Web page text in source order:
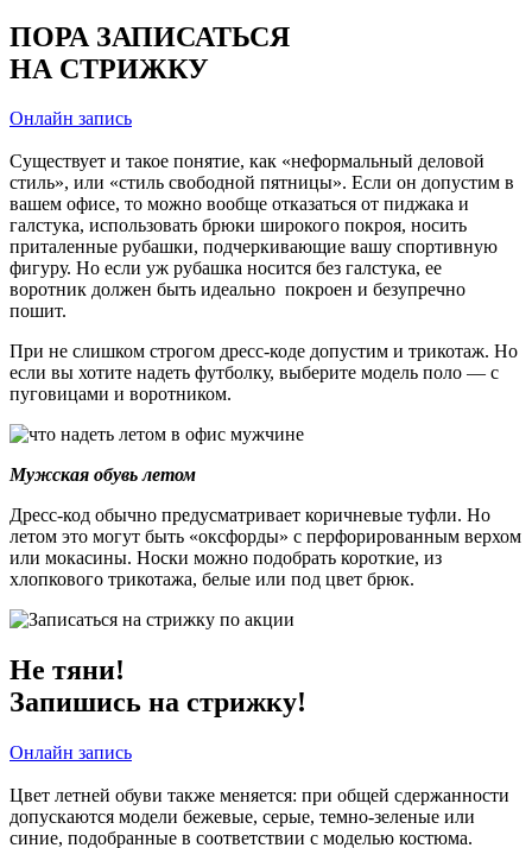
ПОРА ЗАПИСАТЬСЯ
НА СТРИЖКУ
Онлайн запись
Существует и такое понятие, как «неформальный деловой
стиль», или «стиль свободной пятницы». Если он допустим в
вашем офисе, то можно вообще отказаться от пиджака и
галстука, использовать брюки широкого покроя, носить
приталенные рубашки, подчеркивающие вашу спортивную
фигуру. Но если уж рубашка носится без галстука, ее
воротник должен быть идеально покроен и безупречно
пошит.
При не слишком строгом дресс-коде допустим и трикотаж. Но
если вы хотите надеть футболку, выберите модель поло — с
пуговицами и воротником.
Мужская обувь летом
Дресс-код обычно предусматривает коричневые туфли. Но
летом это могут быть «оксфорды» с перфорированным верхом
или мокасины. Носки можно подобрать короткие, из
хлопкового трикотажа, белые или под цвет брюк.
Не тяни!
Запишись на стрижку!
Онлайн запись
Цвет летней обуви также меняется: при общей сдержанности
допускаются модели бежевые, серые, темно-зеленые или
синие, подобранные в соответствии с моделью костюма.